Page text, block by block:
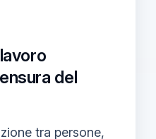
del
tra persone,